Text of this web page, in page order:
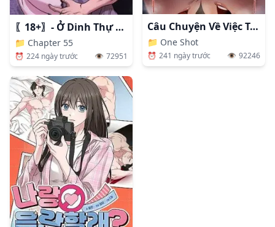
〖18+〗- Ở Dinh Thự Công Tước Vào Lúc Nửa Đêm
📁 Chapter 55
⏰ 224 ngày trước 👁️ 72951
Câu Chuyện Về Việc Tôi Đã Hôn Nhau Với Hai Cô Bạn Của Tôi
📁 One Shot
⏰ 241 ngày trước 👁️ 92246